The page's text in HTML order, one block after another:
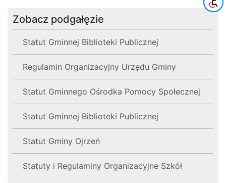
Zobacz podgałęzie
Statut Gminnej Biblioteki Publicznej
Regulamin Organizacyjny Urzędu Gminy
Statut Gminnego Ośrodka Pomocy Społecznej
Statut Gminnej Biblioteki Publicznej
Statut Gminy Ojrzeń
Statuty i Regulaminy Organizacyjne Szkół